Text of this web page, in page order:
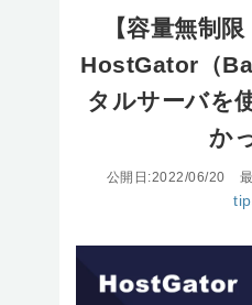
【容量無制
HostGator（
タルサーバを
か
公開日:2022/06/20